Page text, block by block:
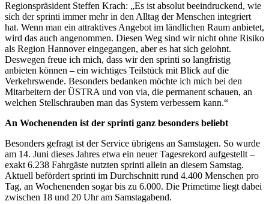
Regionspräsident Steffen Krach: „Es ist absolut beeindruckend, wie
sich der sprinti immer mehr in den Alltag der Menschen integriert
hat. Wenn man ein attraktives Angebot im ländlichen Raum anbietet,
wird das auch angenommen. Diesen Weg sind wir nicht ohne Risiko
als Region Hannover eingegangen, aber es hat sich gelohnt.
Deswegen freue ich mich, dass wir den sprinti so langfristig
anbieten können – ein wichtiges Teilstück mit Blick auf die
Verkehrswende. Besonders bedanken möchte ich mich bei den
Mitarbeitern der ÜSTRA und von via, die permanent schauen, an
welchen Stellschrauben man das System verbessern kann.“
An Wochenenden ist der sprinti ganz besonders beliebt
Besonders gefragt ist der Service übrigens an Samstagen. So wurde
am 14. Juni dieses Jahres etwa ein neuer Tagesrekord aufgestellt –
exakt 6.238 Fahrgäste nutzten sprinti allein an diesem Samstag.
Aktuell befördert sprinti im Durchschnitt rund 4.400 Menschen pro
Tag, an Wochenenden sogar bis zu 6.000. Die Primetime liegt dabei
zwischen 18 und 20 Uhr am Samstagabend.